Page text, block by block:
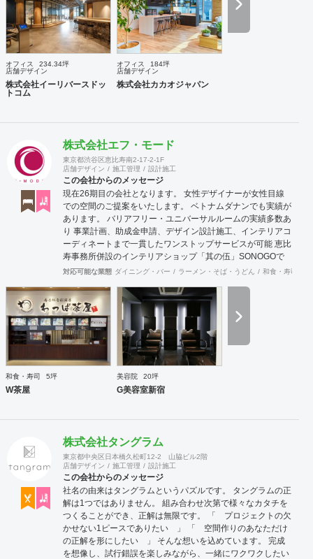
ほか不明点など、まずはお気軽にお問い合わせください。
オフィス
234.34坪
店舗デザイン
株式会社イーリバースドッ
トコム
オフィス
184坪
店舗デザイン
株式会社カカオジャパン
株式会社エフ・モード
東京都渋谷区恵比寿南2-17-2-1F
店舗デザイン
施工管理 設計施工
この会社からのメッセージ
現在26期目の会社となります。 女性デザイナーが女性目線
での空間のご提案をいたします。 ベトナムダナンでも実績が
あります。 バリアフリー・ユニバーサルルームの実績多数あ
り 事業計画、助成金申請、デザイン設計施工、インテリアコ
ーディネートまで一貫したワンストップサービスが可能 恵比
寿事務所併設のインテリアショップ「其の伍」SONOGOで
はオリジナル家具をはじめアンティーク骨董家具の販売もし
対応可能な業態 ダイニング・バー ラーメン・そば・うどん 和食・寿司
和食・寿司 5坪
W茶屋
美容院 20坪
G美容室新宿
株式会社タングラム
東京都中央区日本橋久松町12-2 山脇ビル2階
店舗デザイン
施工管理 設計施工
この会社からのメッセージ
社名の由来はタングラムというパズルです。 タングラムの正
解は1つではありません。 組み合わせ次第で様々なカタチを
つくることができ、正解は無限です。 「 プロジェクトの欠
かせない1ピースでありたい 」 「 空間作りのあなただけ
の正解を形にしたい 」 そんな想いを込めています。 完成
を想像し、試行錯誤を楽しみながら、 ​一緒にワクワクしたい